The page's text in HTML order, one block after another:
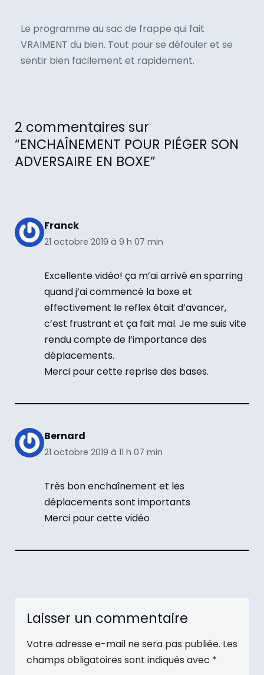
Le programme au sac de frappe qui fait
VRAIMENT du bien. Tout pour se défouler et se
sentir bien facilement et rapidement.
2 commentaires sur
“ENCHAÎNEMENT POUR PIÉGER SON
ADVERSAIRE EN BOXE”
Franck
21 octobre 2019 à 9 h 07 min
Excellente vidéo! ça m’ai arrivé en sparring
quand j’ai commencé la boxe et
effectivement le reflex était d’avancer,
c’est frustrant et ça fait mal. Je me suis vite
rendu compte de l’importance des
déplacements.
Merci pour cette reprise des bases.
Bernard
21 octobre 2019 à 11 h 07 min
Très bon enchaînement et les
déplacements sont importants
Merci pour cette vidéo
Laisser un commentaire
Votre adresse e-mail ne sera pas publiée. Les
champs obligatoires sont indiqués avec *